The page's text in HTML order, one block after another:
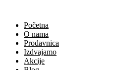
sadržajPočetna
O nama
Prodavnica
Izdvajamo
Akcije